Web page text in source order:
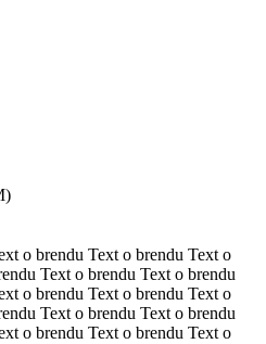
o brendu Text o brendu Text o
Text o brendu Text o brendu
o brendu Text o brendu Text o
Text o brendu Text o brendu
o brendu Text o brendu Text o